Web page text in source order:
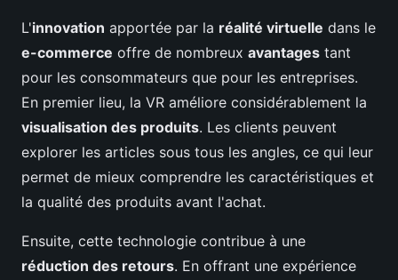
L'innovation apportée par la réalité virtuelle dans le
e-commerce offre de nombreux avantages tant
pour les consommateurs que pour les entreprises.
En premier lieu, la VR améliore considérablement la
visualisation des produits. Les clients peuvent
explorer les articles sous tous les angles, ce qui leur
permet de mieux comprendre les caractéristiques et
la qualité des produits avant l'achat.
Ensuite, cette technologie contribue à une
réduction des retours. En offrant une expérience